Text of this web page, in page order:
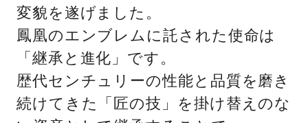
変貌を遂げました。
鳳凰のエンブレムに託された使命は
「継承と進化」です。
歴代センチュリーの性能と品質を磨き
続けてきた「匠の技」を掛け替えのな